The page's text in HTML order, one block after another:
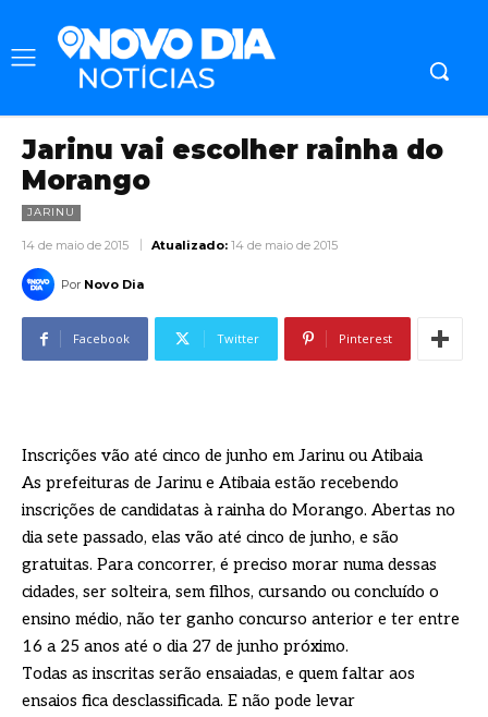
Jarinu vai escolher rainha do
Morango
JARINU
14 de maio de 2015 Atualizado: 14 de maio de 2015
Por Novo Dia
Facebook Twitter Pinterest
Inscrições vão até cinco de junho em Jarinu ou Atibaia
As prefeituras de Jarinu e Atibaia estão recebendo
inscrições de candidatas à rainha do Morango. Abertas no
dia sete passado, elas vão até cinco de junho, e são
gratuitas. Para concorrer, é preciso morar numa dessas
cidades, ser solteira, sem filhos, cursando ou concluído o
ensino médio, não ter ganho concurso anterior e ter entre
16 a 25 anos até o dia 27 de junho próximo.
Todas as inscritas serão ensaiadas, e quem faltar aos
ensaios fica desclassificada. E não pode levar